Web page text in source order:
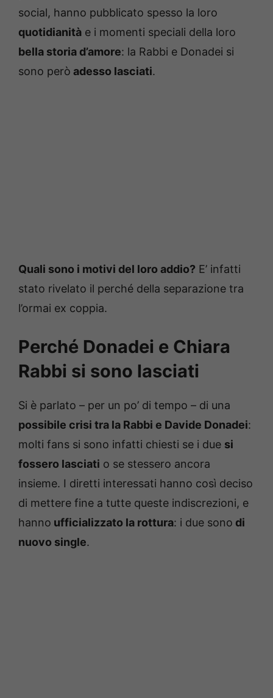
social, hanno pubblicato spesso la loro
quotidianità e i momenti speciali della loro
bella storia d’amore: la Rabbi e Donadei si
sono però adesso lasciati.
Quali sono i motivi del loro addio? E’ infatti
stato rivelato il perché della separazione tra
l’ormai ex coppia.
Perché Donadei e Chiara
Rabbi si sono lasciati
Si è parlato – per un po’ di tempo – di una
possibile crisi tra la Rabbi e Davide Donadei:
molti fans si sono infatti chiesti se i due si
fossero lasciati o se stessero ancora
insieme. I diretti interessati hanno così deciso
di mettere fine a tutte queste indiscrezioni, e
hanno ufficializzato la rottura: i due sono di
nuovo single.